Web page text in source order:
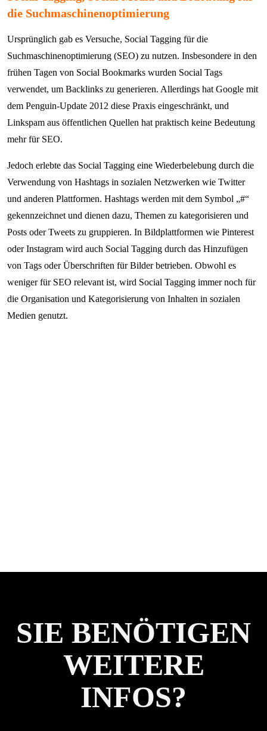
die Suchmaschinenoptimierung
Ursprünglich gab es Versuche, Social Tagging für die
Suchmaschinenoptimierung (SEO) zu nutzen. Insbesondere in den
frühen Tagen von Social Bookmarks wurden Social Tags
verwendet, um Backlinks zu generieren. Allerdings hat Google mit
dem Penguin-Update 2012 diese Praxis eingeschränkt, und
Linkspam aus öffentlichen Quellen hat praktisch keine Bedeutung
mehr für SEO.
Jedoch erlebte das Social Tagging eine Wiederbelebung durch die
Verwendung von Hashtags in sozialen Netzwerken wie Twitter
und anderen Plattformen. Hashtags werden mit dem Symbol „#“
gekennzeichnet und dienen dazu, Themen zu kategorisieren und
Posts oder Tweets zu gruppieren. In Bildplattformen wie Pinterest
oder Instagram wird auch Social Tagging durch das Hinzufügen
von Tags oder Überschriften für Bilder betrieben. Obwohl es
weniger für SEO relevant ist, wird Social Tagging immer noch für
die Organisation und Kategorisierung von Inhalten in sozialen
Medien genutzt.
SIE BENÖTIGEN
WEITERE
INFOS?